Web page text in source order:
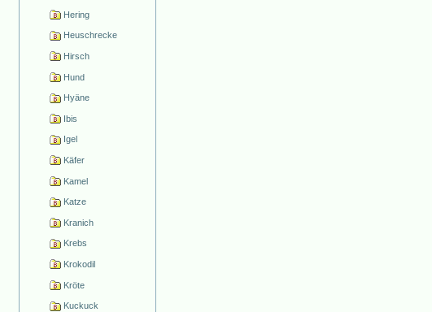
Hering
Heuschrecke
Hirsch
Hund
Hyäne
Ibis
Igel
Käfer
Kamel
Katze
Kranich
Krebs
Krokodil
Kröte
Kuckuck